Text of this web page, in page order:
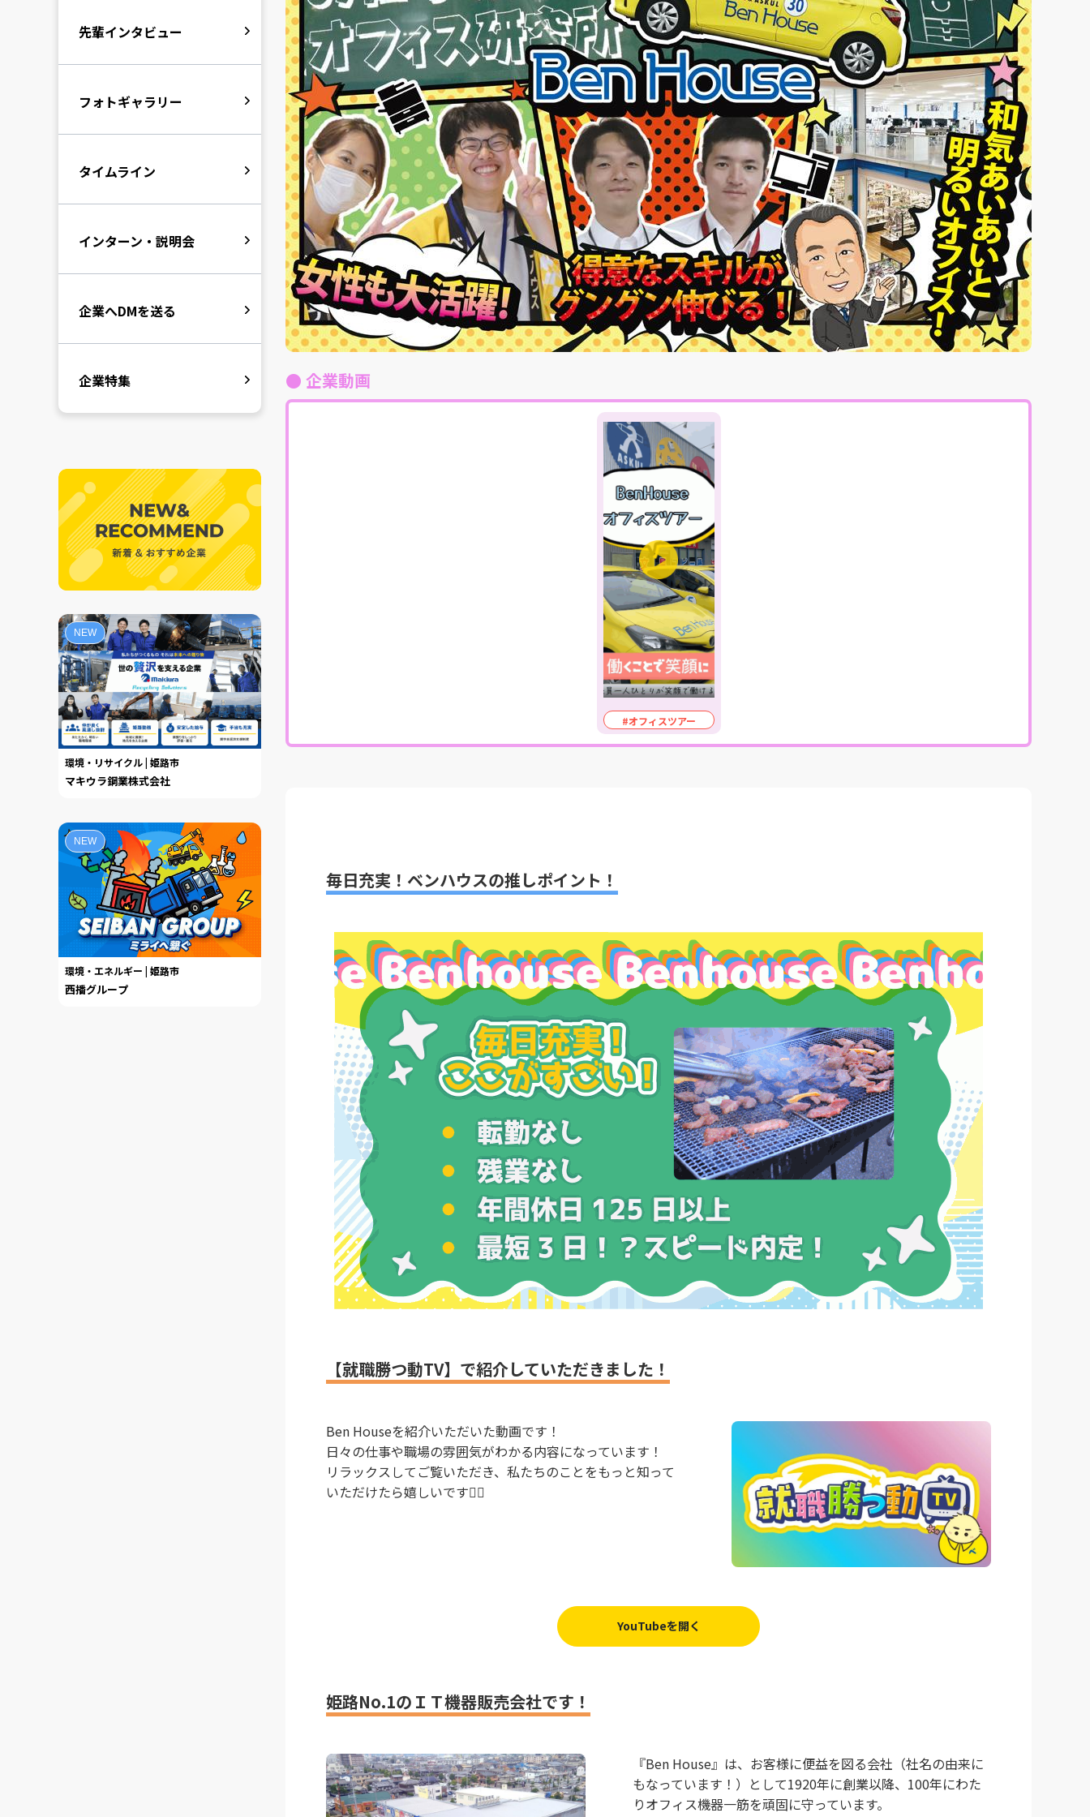
● 企業動画
#オフィスツアー
毎日充実！ベンハウスの推しポイント！
【就職勝つ動TV】で紹介していただきました！
Ben Houseを紹介いただいた動画です！
日々の仕事や職場の雰囲気がわかる内容になっています！
リラックスしてご覧いただき、私たちのことをもっと知って
いただけたら嬉しいです🙇‍♀️
YouTubeを開く
姫路No.1のＩＴ機器販売会社です！
『Ben House』は、お客様に便益を図る会社（社名の由来に
もなっています！）として1920年に創業以降、100年にわた
りオフィス機器一筋を頑固に守っています。
先輩インタビュー
フォトギャラリー
タイムライン
インターン・説明会
企業へDMを送る
企業特集
NEW
環境・リサイクル | 姫路市
マキウラ鋼業株式会社
NEW
環境・エネルギー | 姫路市
西播グループ